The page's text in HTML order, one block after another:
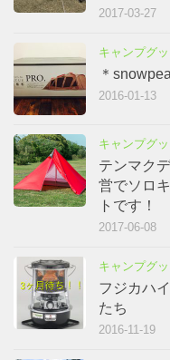
2017-03-27
キャンプグ
＊
2016-01-13
キャンプグ
テンマク
営でソロ
トです！
2017-06-08
キャンプグ
フジカハ
たち
2016-11-19